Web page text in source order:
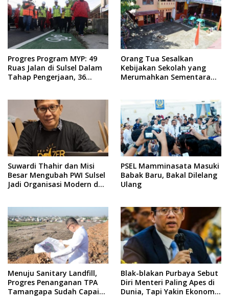
Progres Program MYP: 49
Ruas Jalan di Sulsel Dalam
Tahap Pengerjaan, 36
Orang Tua Sesalkan
Kebijakan Sekolah yang
Merumahkan Sementara
Suwardi Thahir dan Misi
Besar Mengubah PWI Sulsel
Jadi Organisasi Modern dan
PSEL Mamminasata Masuki
Babak Baru, Bakal Dilelang
Ulang
Menuju Sanitary Landfill,
Progres Penanganan TPA
Tamangapa Sudah Capai
Blak-blakan Purbaya Sebut
Diri Menteri Paling Apes di
Dunia, Tapi Yakin Ekonomi